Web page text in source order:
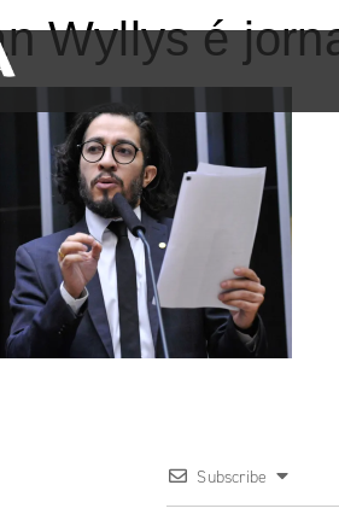
Wyllys é
Subscribe